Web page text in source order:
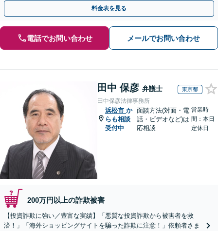
料金表を見る
電話でお問い合わせ メールでお問い合わせ
田中 保彦 弁護士 東京都
田中保彦法律事務所
浜松市 か
らも相談
受付中
面談方法(対面・電
話・ビデオなど)は
応相談
営業時
間：本日
定休日
200万円以上の詐欺被害
【投資詐欺に強い／豊富な実績】「悪質な投資詐欺から被害者を救
済！」「海外ショッピングサイトを騙った詐欺に注意！」依頼者さま